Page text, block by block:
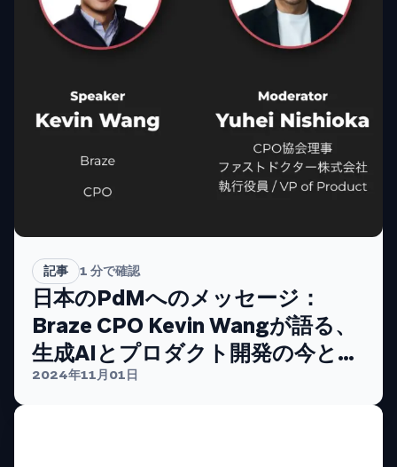
記事 1 分で確認
日本のPdMへのメッセージ：
Braze CPO Kevin Wangが語る、
生成AIとプロダクト開発の今と未
来
2024年11月01日